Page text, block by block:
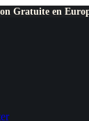
Gratuite en